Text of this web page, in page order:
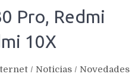
Pro, Redmi
10X
/ Noticias / Novedades